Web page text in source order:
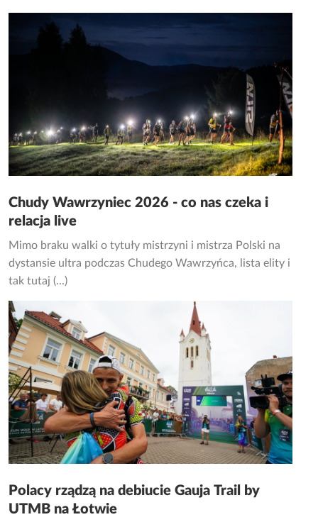
Chudy Wawrzyniec 2026 - co nas czeka i
relacja live
Mimo braku walki o tytuły mistrzyni i mistrza Polski na
dystansie ultra podczas Chudego Wawrzyńca, lista elity i
tak tutaj (...)
Polacy rządzą na debiucie Gauja Trail by
UTMB na Łotwie